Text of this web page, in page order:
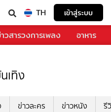
TH เข้าสู่ระบบ
วสารวงการเพลง อาหาร
เทิง
ข่าวละคร ข่าวหนัง รี